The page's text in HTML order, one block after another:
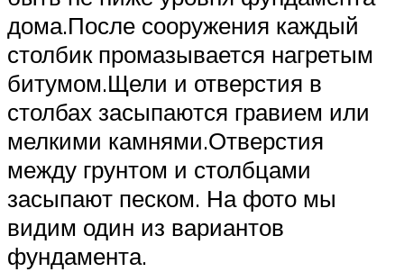
дома.После сооружения каждый
столбик промазывается нагретым
битумом.Щели и отверстия в
столбах засыпаются гравием или
мелкими камнями.Отверстия
между грунтом и столбцами
засыпают песком. На фото мы
видим один из вариантов
фундамента.